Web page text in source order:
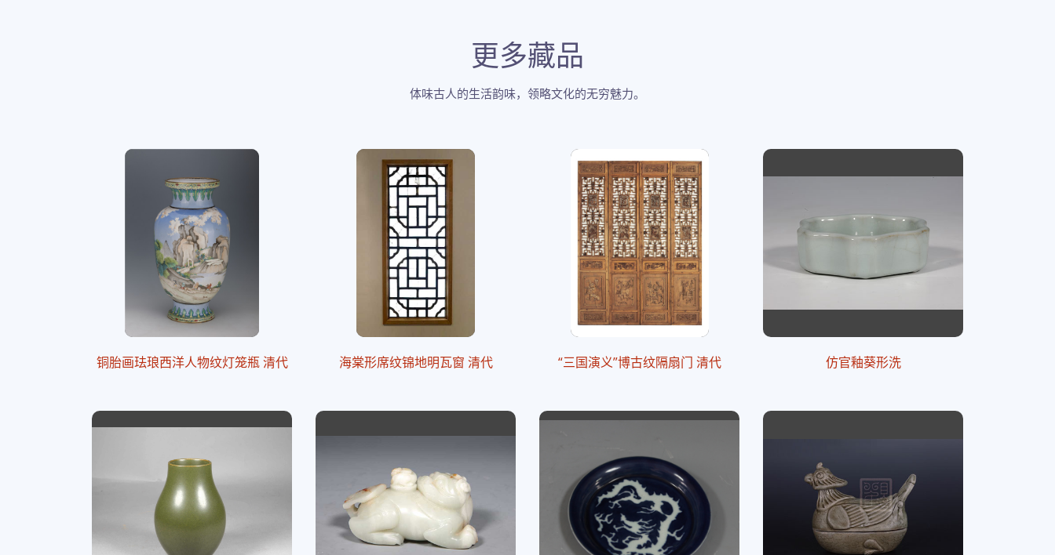
更多藏品
体味古人的生活韵味，领略文化的无穷魅力。
铜胎画珐琅西洋人物纹灯笼瓶 清代 海棠形席纹锦地明瓦窗 清代 “三国演义”博古纹隔扇门 清代 仿官釉葵形洗